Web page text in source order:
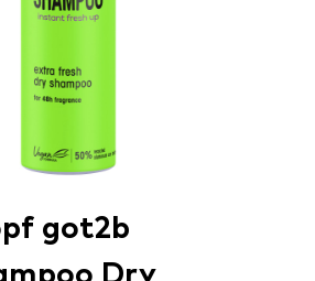
got2b